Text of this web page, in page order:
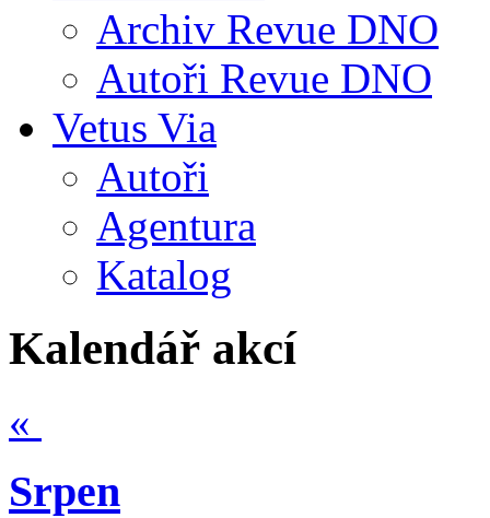
Archiv Revue DNO
Autoři Revue DNO
Vetus Via
Autoři
Agentura
Katalog
Kalendář akcí
«
Srpen